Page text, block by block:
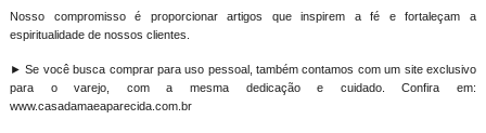
Nosso compromisso é proporcionar artigos que inspirem a fé e fortaleçam a
espiritualidade de nossos clientes.
► Se você busca comprar para uso pessoal, também contamos com um site exclusivo
para o varejo, com a mesma dedicação e cuidado. Confira em:
www.casadamaeaparecida.com.br